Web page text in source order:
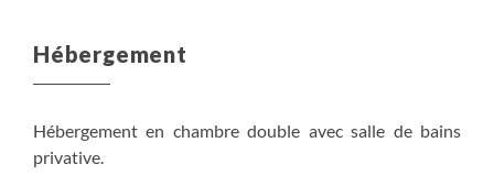
Hébergement
Hébergement en chambre double avec salle de bains
privative.